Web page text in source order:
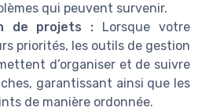
qui peuvent survenir.
de projets : Lorsque votre
priorités, les outils de gestion
d’organiser et de suivre
garantissant ainsi que les
de manière ordonnée.